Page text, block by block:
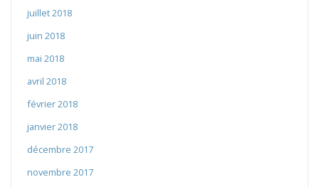
juillet 2018
juin 2018
mai 2018
avril 2018
février 2018
janvier 2018
décembre 2017
novembre 2017